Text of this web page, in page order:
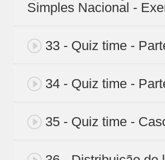
Simples Nacional -
33 - Quiz time -
34 - Quiz time -
35 - Quiz time -